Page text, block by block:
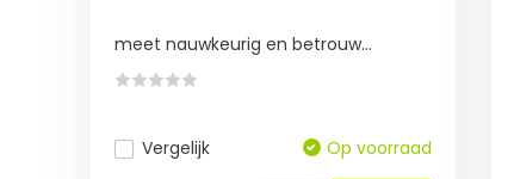
meet nauwkeurig en betrouw...
Vergelijk Op voorraad